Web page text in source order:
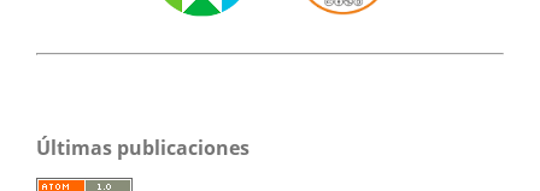
Últimas publicaciones